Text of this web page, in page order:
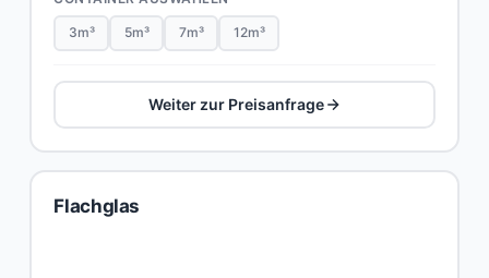
3m³ 5m³ 7m³ 12m³
Weiter zur Preisanfrage
Flachglas